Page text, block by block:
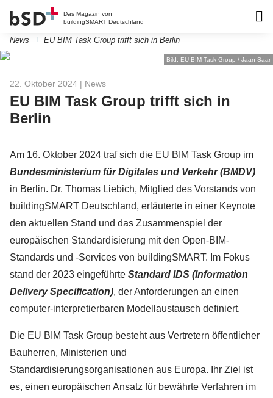
Das Magazin von
buildingSMART Deutschland
News EU BIM Task Group trifft sich in Berlin
Bild: EU BIM Task Group / Jaan Saar
22. Oktober 2024 | News
EU BIM Task Group trifft sich in
Berlin
Am 16. Oktober 2024 traf sich die EU BIM Task Group im
Bundesministerium für Digitales und Verkehr (BMDV)
in Berlin. Dr. Thomas Liebich, Mitglied des Vorstands von
buildingSMART Deutschland, erläuterte in einer Keynote
den aktuellen Stand und das Zusammenspiel der
europäischen Standardisierung mit den Open-BIM-
Standards und -Services von buildingSMART. Im Fokus
stand der 2023 eingeführte Standard IDS (Information
Delivery Specification), der Anforderungen an einen
computer-interpretierbaren Modellaustausch definiert.
Die EU BIM Task Group besteht aus Vertretern öffentlicher
Bauherren, Ministerien und
Standardisierungsorganisationen aus Europa. Ihr Ziel ist
es, einen europäischen Ansatz für bewährte Verfahren im